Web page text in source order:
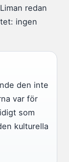
redan
ingen
den inte
var för
som
kulturella